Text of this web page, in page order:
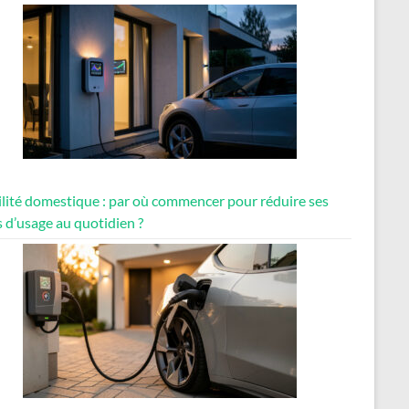
domestique : par où commencer pour réduire ses
d’usage au quotidien ?